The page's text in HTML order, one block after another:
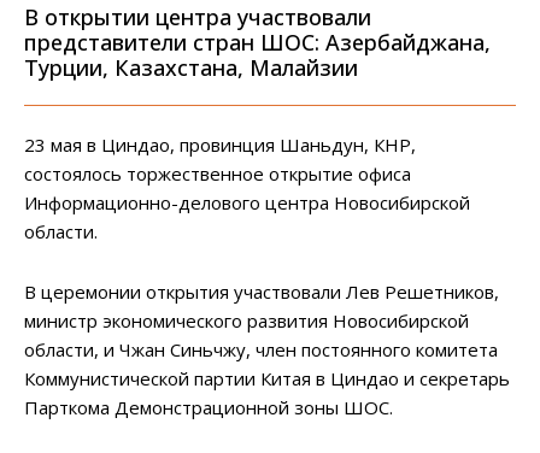
В открытии центра участвовали
представители стран ШОС: Азербайджана,
Турции, Казахстана, Малайзии
23 мая в Циндао, провинция Шаньдун, КНР,
состоялось торжественное открытие офиса
Информационно-делового центра Новосибирской
области.
В церемонии открытия участвовали Лев Решетников,
министр экономического развития Новосибирской
области, и Чжан Синьчжу, член постоянного комитета
Коммунистической партии Китая в Циндао и секретарь
Парткома Демонстрационной зоны ШОС.